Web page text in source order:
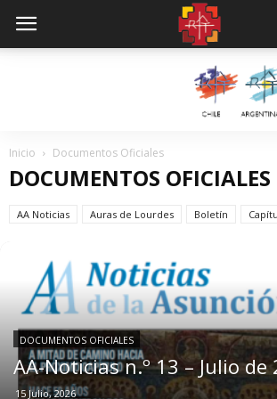
Inicio Documentos Oficiales
DOCUMENTOS OFICIALES
AA Noticias Auras de Lourdes Boletín
DOCUMENTOS OFICIALES
AA-Noticias n.º 13 – Julio de
15 Julio, 2026